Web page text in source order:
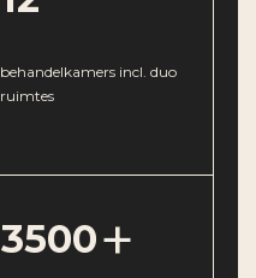
behandelkamers incl. duo
ruimtes
3500+